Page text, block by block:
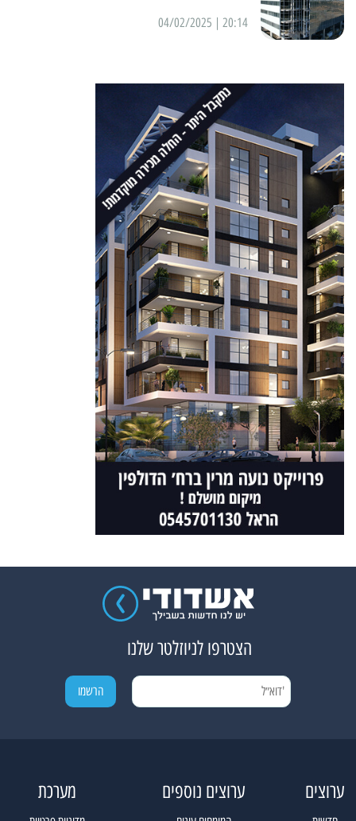
20:14 | 04/02/2025
הצטרפו לניוזלטר שלנו
ערוצים ערוצים נוספים מערכת